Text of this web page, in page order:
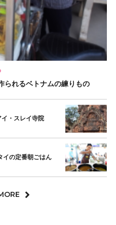
られるベトナムの練りもの
・スレイ寺院
イの定番朝ごはん